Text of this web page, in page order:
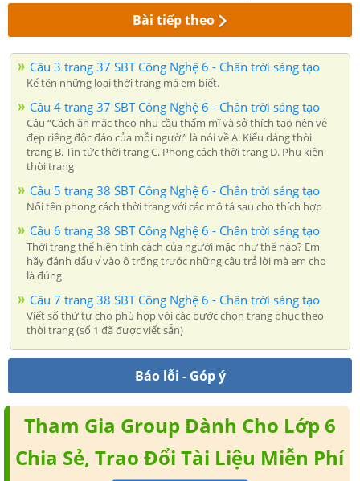
Bài tiếp theo
Câu 3 trang 37 SBT Công Nghệ 6 - Chân trời sáng tạo
Kể tên những loại thời trang mà em biết.
Câu 4 trang 37 SBT Công Nghệ 6 - Chân trời sáng tạo
Câu “Cách ăn mặc theo nhu cầu thẩm mĩ và sở thích tạo nên vẻ
đẹp riêng độc đáo của mỗi người” là nói về A. Kiểu dáng thời
trang B. Tin tức thời trang C. Phong cách thời trang D. Phụ kiện
thời trang
Câu 5 trang 38 SBT Công Nghệ 6 - Chân trời sáng tạo
Nối tên phong cách thời trang với các mô tả sau cho thích hợp
Câu 6 trang 38 SBT Công Nghệ 6 - Chân trời sáng tạo
Thời trang thể hiện tính cách của người mặc như thế nào? Em
hãy đánh dấu √ vào ô trống trước những câu trả lời mà em cho
là đúng.
Câu 7 trang 38 SBT Công Nghệ 6 - Chân trời sáng tạo
Viết số thứ tự cho phù hợp với các bước chọn trang phục theo
thời trang (số 1 đã được viết sẵn)
Báo lỗi - Góp ý
Tham Gia Group Dành Cho Lớp 6
Chia Sẻ, Trao Đổi Tài Liệu Miễn Phí